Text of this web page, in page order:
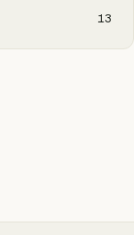
13